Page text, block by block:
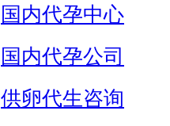
国内代孕中心
国内代孕公司
供卵代生咨询